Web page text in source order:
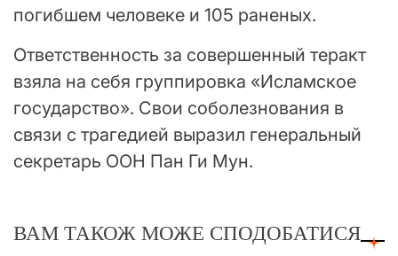
погибшем человеке и 105 раненых.
Ответственность за совершенный теракт
взяла на себя группировка «Исламское
государство». Свои соболезнования в
связи с трагедией выразил генеральный
секретарь ООН Пан Ги Мун.
ВАМ ТАКОЖ МОЖЕ СПОДОБАТИСЯ